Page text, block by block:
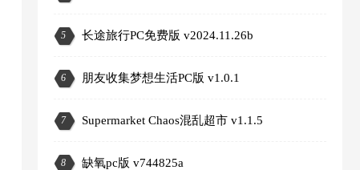
5 长途旅行PC免费版 v2024.11.26b
6 朋友收集梦想生活PC版 v1.0.1
7 Supermarket Chaos混乱超市 v1.1.5
8 缺氧pc版 v744825a